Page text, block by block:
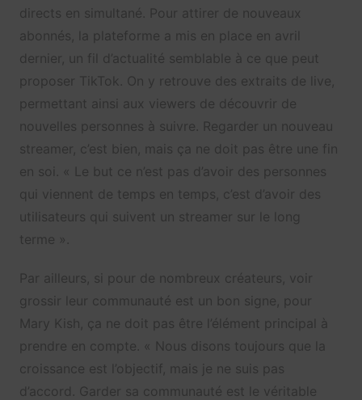
directs en simultané. Pour attirer de nouveaux
abonnés, la plateforme a mis en place en avril
dernier, un fil d’actualité semblable à ce que peut
proposer TikTok. On y retrouve des extraits de live,
permettant ainsi aux viewers de découvrir de
nouvelles personnes à suivre. Regarder un nouveau
streamer, c’est bien, mais ça ne doit pas être une fin
en soi. « Le but ce n’est pas d’avoir des personnes
qui viennent de temps en temps, c’est d’avoir des
utilisateurs qui suivent un streamer sur le long
terme ».
Par ailleurs, si pour de nombreux créateurs, voir
grossir leur communauté est un bon signe, pour
Mary Kish, ça ne doit pas être l’élément principal à
prendre en compte. « Nous disons toujours que la
croissance est l’objectif, mais je ne suis pas
d’accord. Garder sa communauté est le véritable